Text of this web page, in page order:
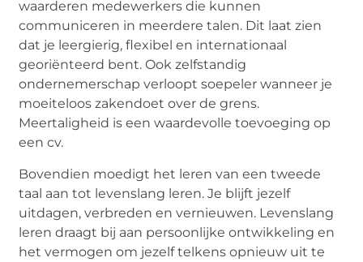
waarderen medewerkers die kunnen
communiceren in meerdere talen. Dit laat zien
dat je leergierig, flexibel en internationaal
georiënteerd bent. Ook zelfstandig
ondernemerschap verloopt soepeler wanneer je
moeiteloos zakendoet over de grens.
Meertaligheid is een waardevolle toevoeging op
een cv.
Bovendien moedigt het leren van een tweede
taal aan tot levenslang leren. Je blijft jezelf
uitdagen, verbreden en vernieuwen. Levenslang
leren draagt bij aan persoonlijke ontwikkeling en
het vermogen om jezelf telkens opnieuw uit te